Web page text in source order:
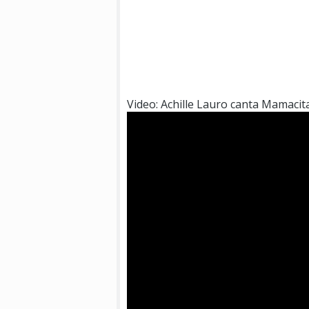
Video: Achille Lauro canta